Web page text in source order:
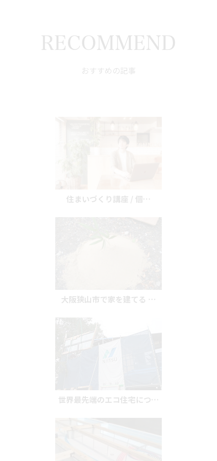
RECOMMEND
おすすめの記事
住まいづくり講座 / 個…
大阪狭山市で家を建てる …
世界最先端のエコ住宅につ…